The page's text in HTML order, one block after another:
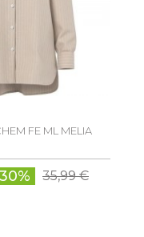
FE ML MELIA
35,99 €